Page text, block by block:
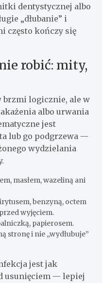
dentystycznej albo
„dłubanie” i
często kończy się
robić: mity,
brzmi logicznie, ale w
albo urwania
jest
lub go podgrzewa —
wydzielania
masłem, wazeliną ani
benzyną, octem
wyjęciem.
papierosem.
stronę i nie „wydłubuje”
jest jak
usunięciem — lepiej